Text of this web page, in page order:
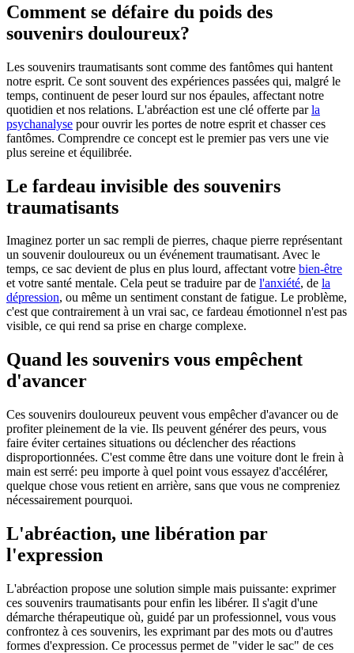
Comment se défaire du poids des
souvenirs douloureux?
Les souvenirs traumatisants sont comme des fantômes qui hantent
notre esprit. Ce sont souvent des expériences passées qui, malgré le
temps, continuent de peser lourd sur nos épaules, affectant notre
quotidien et nos relations. L'abréaction est une clé offerte parla
psychanalyse pour ouvrir les portes de notre esprit et chasser ces
fantômes. Comprendre ce concept est le premier pas vers une vie
plus sereine et équilibrée.
Le fardeau invisible des souvenirs
traumatisants
Imaginez porter un sac rempli de pierres, chaque pierre représentant
un souvenir douloureux ou un événement traumatisant. Avec le
temps, ce sac devient de plus en plus lourd, affectant votre bien-être
et votre santé mentale. Cela peut se traduire par de l'anxiété, de la
dépression, ou même un sentiment constant de fatigue. Le problème,
c'est que contrairement à un vrai sac, ce fardeau émotionnel n'est pas
visible, ce qui rend sa prise en charge complexe.
Quand les souvenirs vous empêchent
d'avancer
Ces souvenirs douloureux peuvent vous empêcher d'avancer ou de
profiter pleinement de la vie. Ils peuvent générer des peurs, vous
faire éviter certaines situations ou déclencher des réactions
disproportionnées. C'est comme être dans une voiture dont le frein à
main est serré: peu importe à quel point vous essayez d'accélérer,
quelque chose vous retient en arrière, sans que vous ne compreniez
nécessairement pourquoi.
L'abréaction, une libération par
l'expression
L'abréaction propose une solution simple mais puissante: exprimer
ces souvenirs traumatisants pour enfin les libérer. Il s'agit d'une
démarche thérapeutique où, guidé par un professionnel, vous vous
confrontez à ces souvenirs, les exprimant par des mots ou d'autres
formes d'expression. Ce processus permet de "vider le sac" de ces